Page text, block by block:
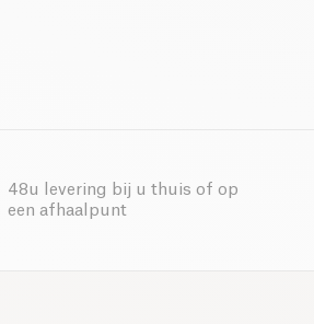
48u levering bij u thuis of op
een afhaalpunt